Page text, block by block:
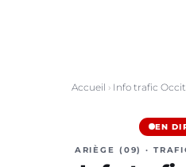
Accueil › Info trafic
EN
ARIÈGE (09) ·